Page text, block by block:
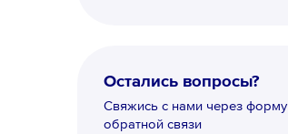
Остались вопросы?
Свяжись с нами через форму
обратной связи